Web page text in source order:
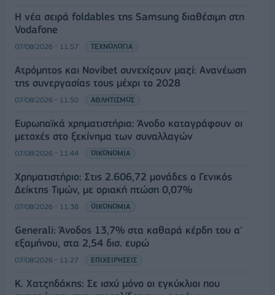
Η νέα σειρά foldables της Samsung διαθέσιμη στη
Vodafone
07/08/2026 - 11:57 ΤΕΧΝΟΛΟΓΙΑ
Ατρόμητος και Novibet συνεχίζουν μαζί: Ανανέωση
της συνεργασίας τους μέχρι το 2028
07/08/2026 - 11:50 ΑΘΛΗΤΙΣΜΟΣ
Ευρωπαϊκά χρηματιστήρια: Άνοδο καταγράφουν οι
μετοχές στο ξεκίνημα των συναλλαγών
07/08/2026 - 11:44 ΟΙΚΟΝΟΜΙΑ
Χρηματιστήριο: Στις 2.606,72 μονάδες ο Γενικός
Δείκτης Τιμών, με οριακή πτώση 0,07%
07/08/2026 - 11:38 ΟΙΚΟΝΟΜΙΑ
Generali: Άνοδος 13,7% στα καθαρά κέρδη του α'
εξαμήνου, στα 2,54 δισ. ευρώ
07/08/2026 - 11:27 ΕΠΙΧΕΙΡΗΣΕΙΣ
Κ. Χατζηδάκης: Σε ισχύ μόνο οι εγκύκλιοι που